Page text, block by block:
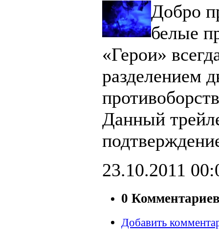
Добро
белые
«Герои»
разделением
Данный
23.10.2011
0
Добавить